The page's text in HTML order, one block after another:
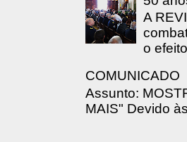
A
o
COMUNICADO
Assunto:
MAIS" Devido